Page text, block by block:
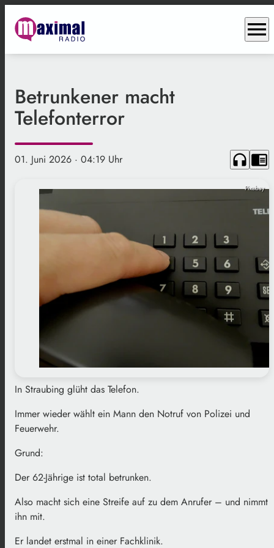
menu
Betrunkener macht
Telefonterror
01. Juni 2026 · 04:19 Uhr headphones chrome_reader_mode
Pixabay
In Straubing glüht das Telefon.
Immer wieder wählt ein Mann den Notruf von Polizei und
Feuerwehr.
Grund:
Der 62-Jährige ist total betrunken.
Also macht sich eine Streife auf zu dem Anrufer – und nimmt
ihn mit.
Er landet erstmal in einer Fachklinik.